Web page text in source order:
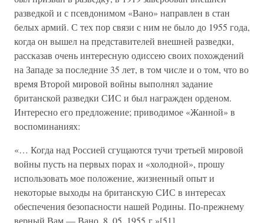
разведкой и с псевдонимом «Вано» направлен в стан
белых армий. С тех пор связи с ним не было до 1955 года,
когда он вышел на представителей внешней разведки,
рассказав очень интересную одиссею своих похождений
на Западе за последние 35 лет, в том числе и о том, что во
время Второй мировой войны выполнял задание
британской разведки СИС и был награжден орденом.
Интересно его предложение; приводимое «Жанной» в
воспоминаниях:
«… Когда над Россией сгущаются тучи третьей мировой
войны пусть на первых порах и «холодной», прошу
использовать мое положение, жизненный опыт и
некоторые выходы на британскую СИС в интересах
обеспечения безопасности нашей Родины. По-прежнему
верный Вам — Вано. 8. 05. 1955 г.»[51]